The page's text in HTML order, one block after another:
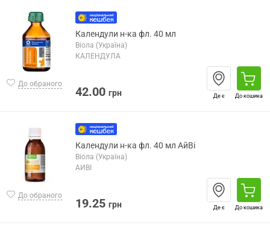
До обраного
Календули н-ка фл. 40 мл
Віола (Україна)
КАЛЕНДУЛА
42.00 грн Де є До кошика
До обраного
Календули н-ка фл. 40 мл АйВі
Віола (Україна)
АЙВІ
19.25 грн Де є До кошика